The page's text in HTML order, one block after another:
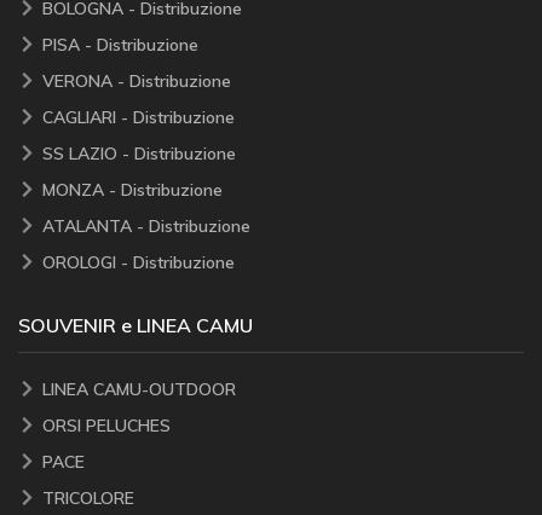
BOLOGNA - Distribuzione
PISA - Distribuzione
VERONA - Distribuzione
CAGLIARI - Distribuzione
SS LAZIO - Distribuzione
MONZA - Distribuzione
ATALANTA - Distribuzione
OROLOGI - Distribuzione
SOUVENIR e LINEA CAMU
LINEA CAMU-OUTDOOR
ORSI PELUCHES
PACE
TRICOLORE